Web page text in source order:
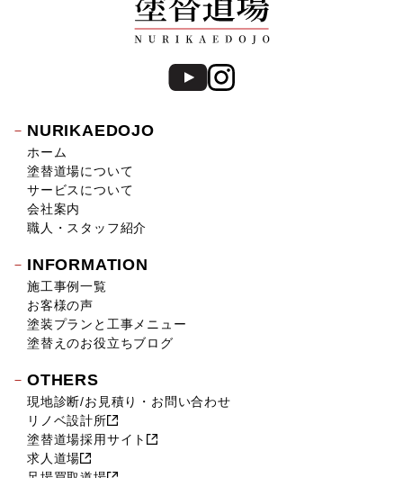
2018年10月 (17)
2018年9月 (14)
2018年8月 (16)
2018年7月 (19)
2018年6月 (11)
2018年4月 (14)
2018年3月 (17)
2018年2月 (18)
2018年1月 (10)
2017年11月 (9)
2017年10月 (12)
2017年9月 (23)
2017年8月 (23)
2017年7月 (11)
NURIKAEDOJO
ホーム
塗替道場について
サービスについて
会社案内
職人・スタッフ紹介
INFORMATION
施工事例一覧
お客様の声
塗装プランと工事メニュー
塗替えのお役立ちブログ
OTHERS
現地診断/お見積り・お問い合わせ
リノベ設計所
塗替道場採用サイト
求人道場